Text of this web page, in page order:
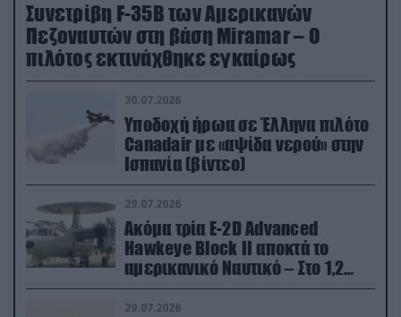
Συνετρίβη F-35B των Αμερικανών
Πεζοναυτών στη βάση Miramar – Ο
πιλότος εκτινάχθηκε εγκαίρως
30.07.2026
Υποδοχή ήρωα σε Έλληνα πιλότο
Canadair με «αψίδα νερού» στην
Ισπανία (βίντεο)
29.07.2026
Ακόμα τρία E-2D Advanced
Hawkeye Block II αποκτά το
αμερικανικό Ναυτικό – Στο 1,2
δισ.δολάρια το κόστος
29.07.2026